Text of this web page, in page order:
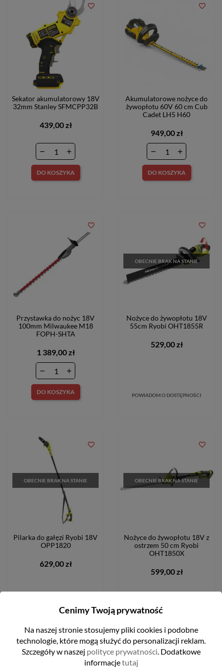
Sekator akumulatorowy 18V
32mm Stanley SFMCPP32B
439,00 zł
DO KOSZYKA
favorite_border
Akumulatorowe nożyce do
żywopłotu 60V 60 cm Cub
Cadet LH5 H60
949,00 zł
DO KOSZYKA
favorite_border
Przystawka do nożyc 18V
100mm Milwaukee M18
FOPH-SHTA
1 389,00 zł
DO KOSZYKA
favorite_border
OBECNIE BRAK NA STANIE
Nożyce do żywopłotu 18V
55cm Ryobi OHT1855R
529,00 zł
POWIADOM O DOSTĘPNOŚCI
favorite_border
OBECNIE BRAK NA STANIE
Pilarka do gałęzi Ryobi 18V
OPP1820
629,00 zł
POWIADOM O DOSTĘPNOŚCI
favorite_border
OBECNIE BRAK NA STANIE
Nożyce do żywopłotu 18V z
ostrzem 50 cm Ryobi
OHT1850X
599,00 zł
POWIADOM O DOSTĘPNOŚCI
favorite_border
favorite_border
Cenimy Twoją prywatność
Na naszej stronie stosujemy pliki cookies i podobne
technologie, które mogą służyć do personalizacji reklam.
Szczegóły w naszej polityce prywatności. Dodatkowe
informacjetutaj